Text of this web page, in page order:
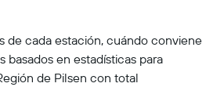
de cada estación, cuándo conviene
basados en estadísticas para
de Pilsen con total